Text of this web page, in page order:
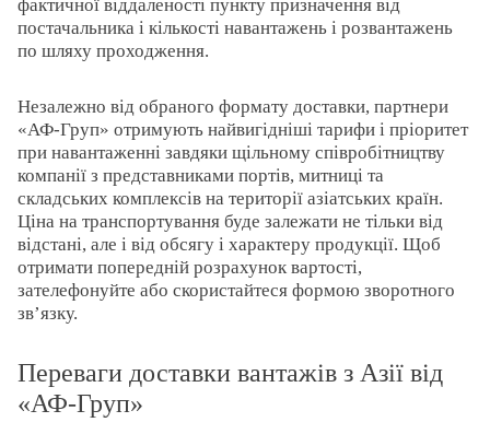
фактичної віддаленості пункту призначення від
постачальника і кількості навантажень і розвантажень
по шляху проходження.
Незалежно від обраного формату доставки, партнери
«АФ-Груп» отримують найвигідніші тарифи і пріоритет
при навантаженні завдяки щільному співробітництву
компанії з представниками портів, митниці та
складських комплексів на території азіатських країн.
Ціна на транспортування буде залежати не тільки від
відстані, але і від обсягу і характеру продукції. Щоб
отримати попередній розрахунок вартості,
зателефонуйте або скористайтеся формою зворотного
зв’язку.
Переваги доставки вантажів з Азії від
«АФ-Груп»